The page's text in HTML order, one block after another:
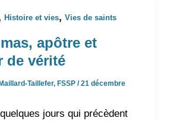
Histoire et vies, Vies de saints
apôtre et
de vérité
Taillefer, FSSP /21 décembre
jours qui précèdent